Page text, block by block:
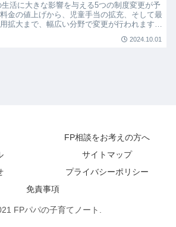
活に大きな影響を与える5つの制度変更が予
金の値上げから、児童手当の拡充、そして最
拡大まで、幅広い分野で変更が行われます。
2024.10.01
FP相談をお考えの方へ
サイトマップ
プライバシーポリシー
免責事項
FPパパの子育てノート.